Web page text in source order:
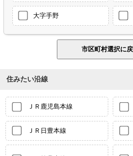
大字手野
住みたい沿線
ＪＲ鹿児島本線
ＪＲ日豊本線